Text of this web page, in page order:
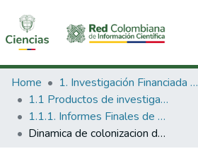
Communities & Collections
All of DSpace
Statistics
Home
1. Investigación Financiada con Recursos Públicos
1.1 Productos de investigación
1.1.1. Informes Finales de Proyectos de Investigación
Dinamica de colonizacion de Anastreplzaleptozona y A. serpentina (Diptera: Tephritidae) sobre frutos de Poutena caimito (Sapotaceae) en condiciones naturales